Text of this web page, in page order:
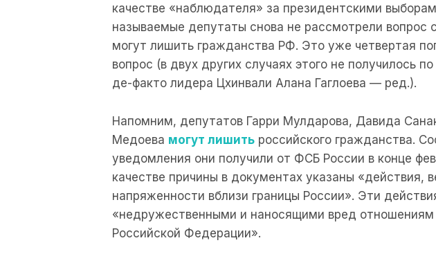
качестве «наблюдателя» за президентскими
называемые депутаты снова не рассмотрели вопрос
могут лишить гражданства РФ. Это уже четвертая
вопрос (в двух других случаях этого не получилось
де-факто лидера Цхинвали Алана Гаглоева — ред.).
Напомним, депутатов Гарри Мулдарова, Давида
Медоева могут лишить российского гражданства.
уведомления они получили от ФСБ России в конце
качестве причины в документах указаны «действия,
напряженности вблизи границы России». Эти
«недружественными и наносящими вред
Российской Федерации».